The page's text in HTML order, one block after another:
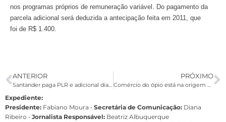
nos programas próprios de remuneração variável. Do pagamento da
parcela adicional será deduzida a antecipação feita em 2011, que
foi de R$ 1.400.
ANTERIOR
Santander paga PLR e adicional dia 17
PRÓXIMO
Comércio do ópio está na origem do HSBC, diz Le Monde Diplomatique
Expediente:
Presidente: Fabiano Moura • Secretária de Comunicação: Diana
Ribeiro • Jornalista Responsável: Beatriz Albuquerque